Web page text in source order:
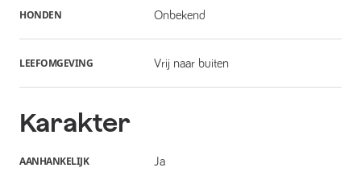
HONDEN Onbekend
LEEFOMGEVING Vrij naar buiten
Karakter
AANHANKELIJK Ja